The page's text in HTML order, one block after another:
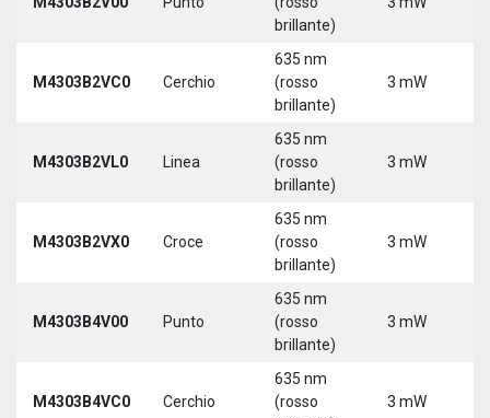
brillante)
M4303B2VC0 Cerchio
635 nm
(rosso
brillante)
3 mW
M4303B2VL0 Linea
635 nm
(rosso
brillante)
3 mW
M4303B2VX0 Croce
635 nm
(rosso
brillante)
3 mW
M4303B4V00 Punto
635 nm
(rosso
brillante)
3 mW
M4303B4VC0 Cerchio
635 nm
(rosso
3 mW